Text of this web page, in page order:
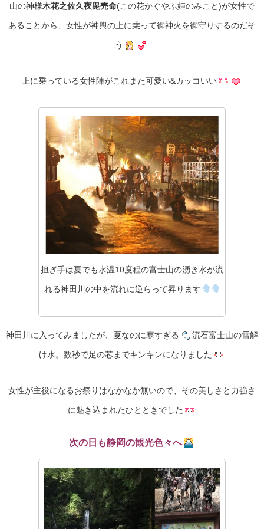
山の神様木花之佐久夜毘売命(この花かぐやふ姫のみこと)が女性で
あることから、女性が神輿の上に乗って御神火を御守りするのだそ
う
上に乗っている女性陣がこれまた可愛い&カッコいい
担ぎ手は夏でも水温10度程の富士山の湧き水が流
れる神田川の中を流れに逆らって昇ります
神田川に入ってみましたが、夏なのに寒すぎる 流石富士山の雪解
け水。数秒で足の芯までキンキンになりました
女性が主役になるお祭りはなかなか無いので、その美しさと力強さ
に魅き込まれたひとときでした
次の日も静岡の観光色々へ